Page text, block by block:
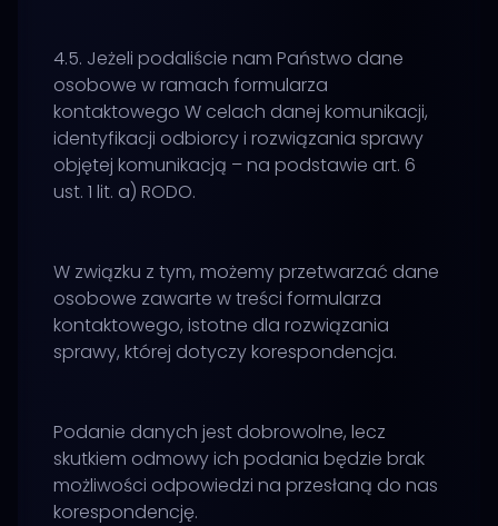
4.5. Jeżeli podaliście nam Państwo dane
osobowe w ramach formularza
kontaktowego W celach danej komunikacji,
identyfikacji odbiorcy i rozwiązania sprawy
objętej komunikacją – na podstawie art. 6
ust. 1 lit. a) RODO.
W związku z tym, możemy przetwarzać dane
osobowe zawarte w treści formularza
kontaktowego, istotne dla rozwiązania
sprawy, której dotyczy korespondencja.
Podanie danych jest dobrowolne, lecz
skutkiem odmowy ich podania będzie brak
możliwości odpowiedzi na przesłaną do nas
korespondencję.